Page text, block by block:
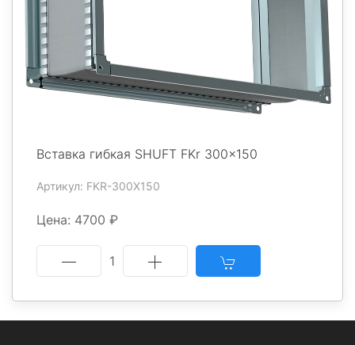
Вставка гибкая SHUFT FKr 300x150
Артикул: FKR-300X150
Цена: 4700 ₽
1